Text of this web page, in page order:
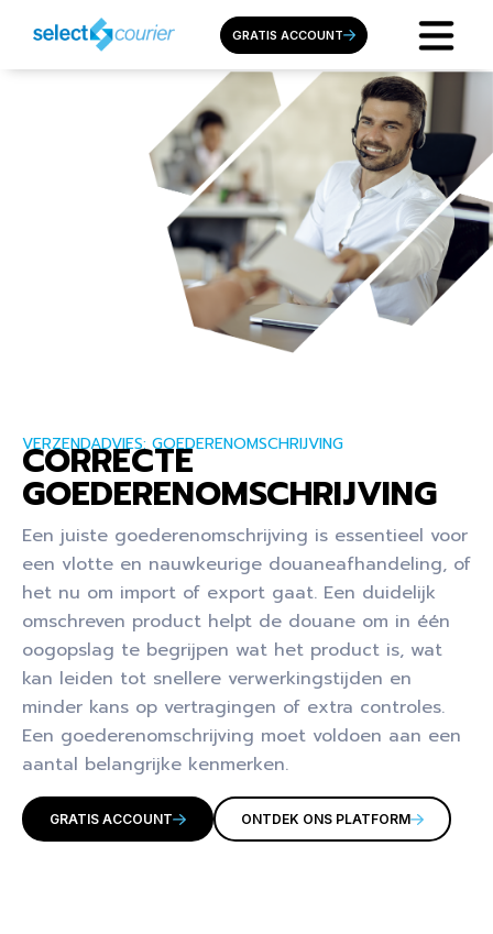
GRATIS ACCOUNT
VERZENDADVIES: GOEDERENOMSCHRIJVING
CORRECTE
GOEDERENOMSCHRIJVING​
Een juiste goederenomschrijving is essentieel voor
een vlotte en nauwkeurige douaneafhandeling, of
het nu om import of export gaat. Een duidelijk
omschreven product helpt de douane om in één
oogopslag te begrijpen wat het product is, wat
kan leiden tot snellere verwerkingstijden en
minder kans op vertragingen of extra controles.
Een goederenomschrijving moet voldoen aan een
aantal belangrijke kenmerken.
GRATIS ACCOUNT ONTDEK ONS PLATFORM